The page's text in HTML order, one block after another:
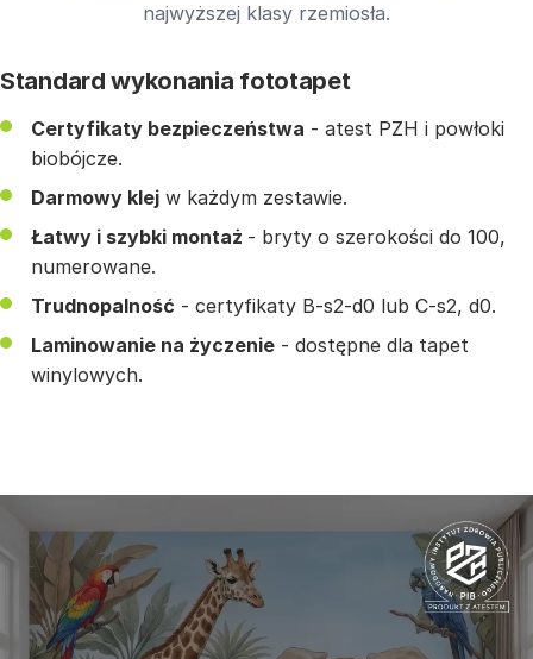
najwyższej klasy rzemiosła.
Standard wykonania fototapet
Certyfikaty bezpieczeństwa - atest PZH i powłoki
biobójcze.
Darmowy klej w każdym zestawie.
Łatwy i szybki montaż - bryty o szerokości do 100,
numerowane.
Trudnopalność - certyfikaty B-s2-d0 lub C-s2, d0.
Laminowanie na życzenie - dostępne dla tapet
winylowych.